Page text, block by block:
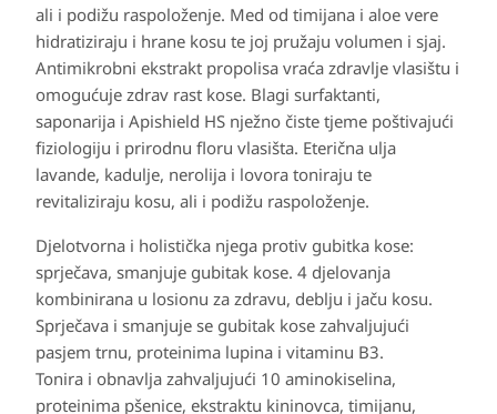
ali i podižu raspoloženje. Med od timijana i aloe vere
hidratiziraju i hrane kosu te joj pružaju volumen i sjaj.
Antimikrobni ekstrakt propolisa vraća zdravlje vlasištu i
omogućuje zdrav rast kose. Blagi surfaktanti,
saponarija i Apishield HS nježno čiste tjeme poštivajući
fiziologiju i prirodnu floru vlasišta. Eterična ulja
lavande, kadulje, nerolija i lovora toniraju te
revitaliziraju kosu, ali i podižu raspoloženje.
Djelotvorna i holistička njega protiv gubitka kose:
sprječava, smanjuje gubitak kose. 4 djelovanja
kombinirana u losionu za zdravu, deblju i jaču kosu.
Sprječava i smanjuje se gubitak kose zahvaljujući
pasjem trnu, proteinima lupina i vitaminu B3.
Tonira i obnavlja zahvaljujući 10 aminokiselina,
proteinima pšenice, ekstraktu kininovca, timijanu,